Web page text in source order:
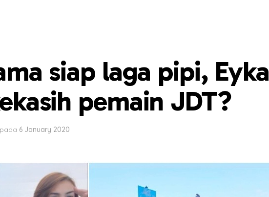
siap laga pipi, Eyka
pemain JDT?
pada 6 January 2020